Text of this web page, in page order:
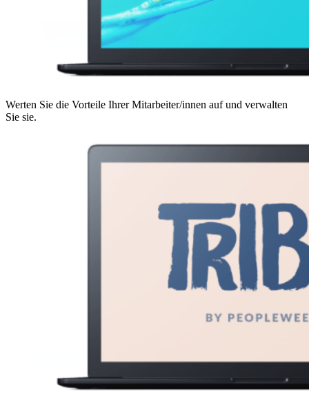
Werten Sie die Vorteile Ihrer Mitarbeiter/innen auf und verwalten
Sie sie.